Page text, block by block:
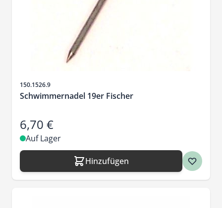
Artikelnr.
150.1526.9
Schwimmernadel 19er Fischer
6,70 €
Auf Lager
Hinzufügen